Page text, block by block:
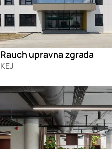
Rauch upravna zgrada
KEJ
Loading